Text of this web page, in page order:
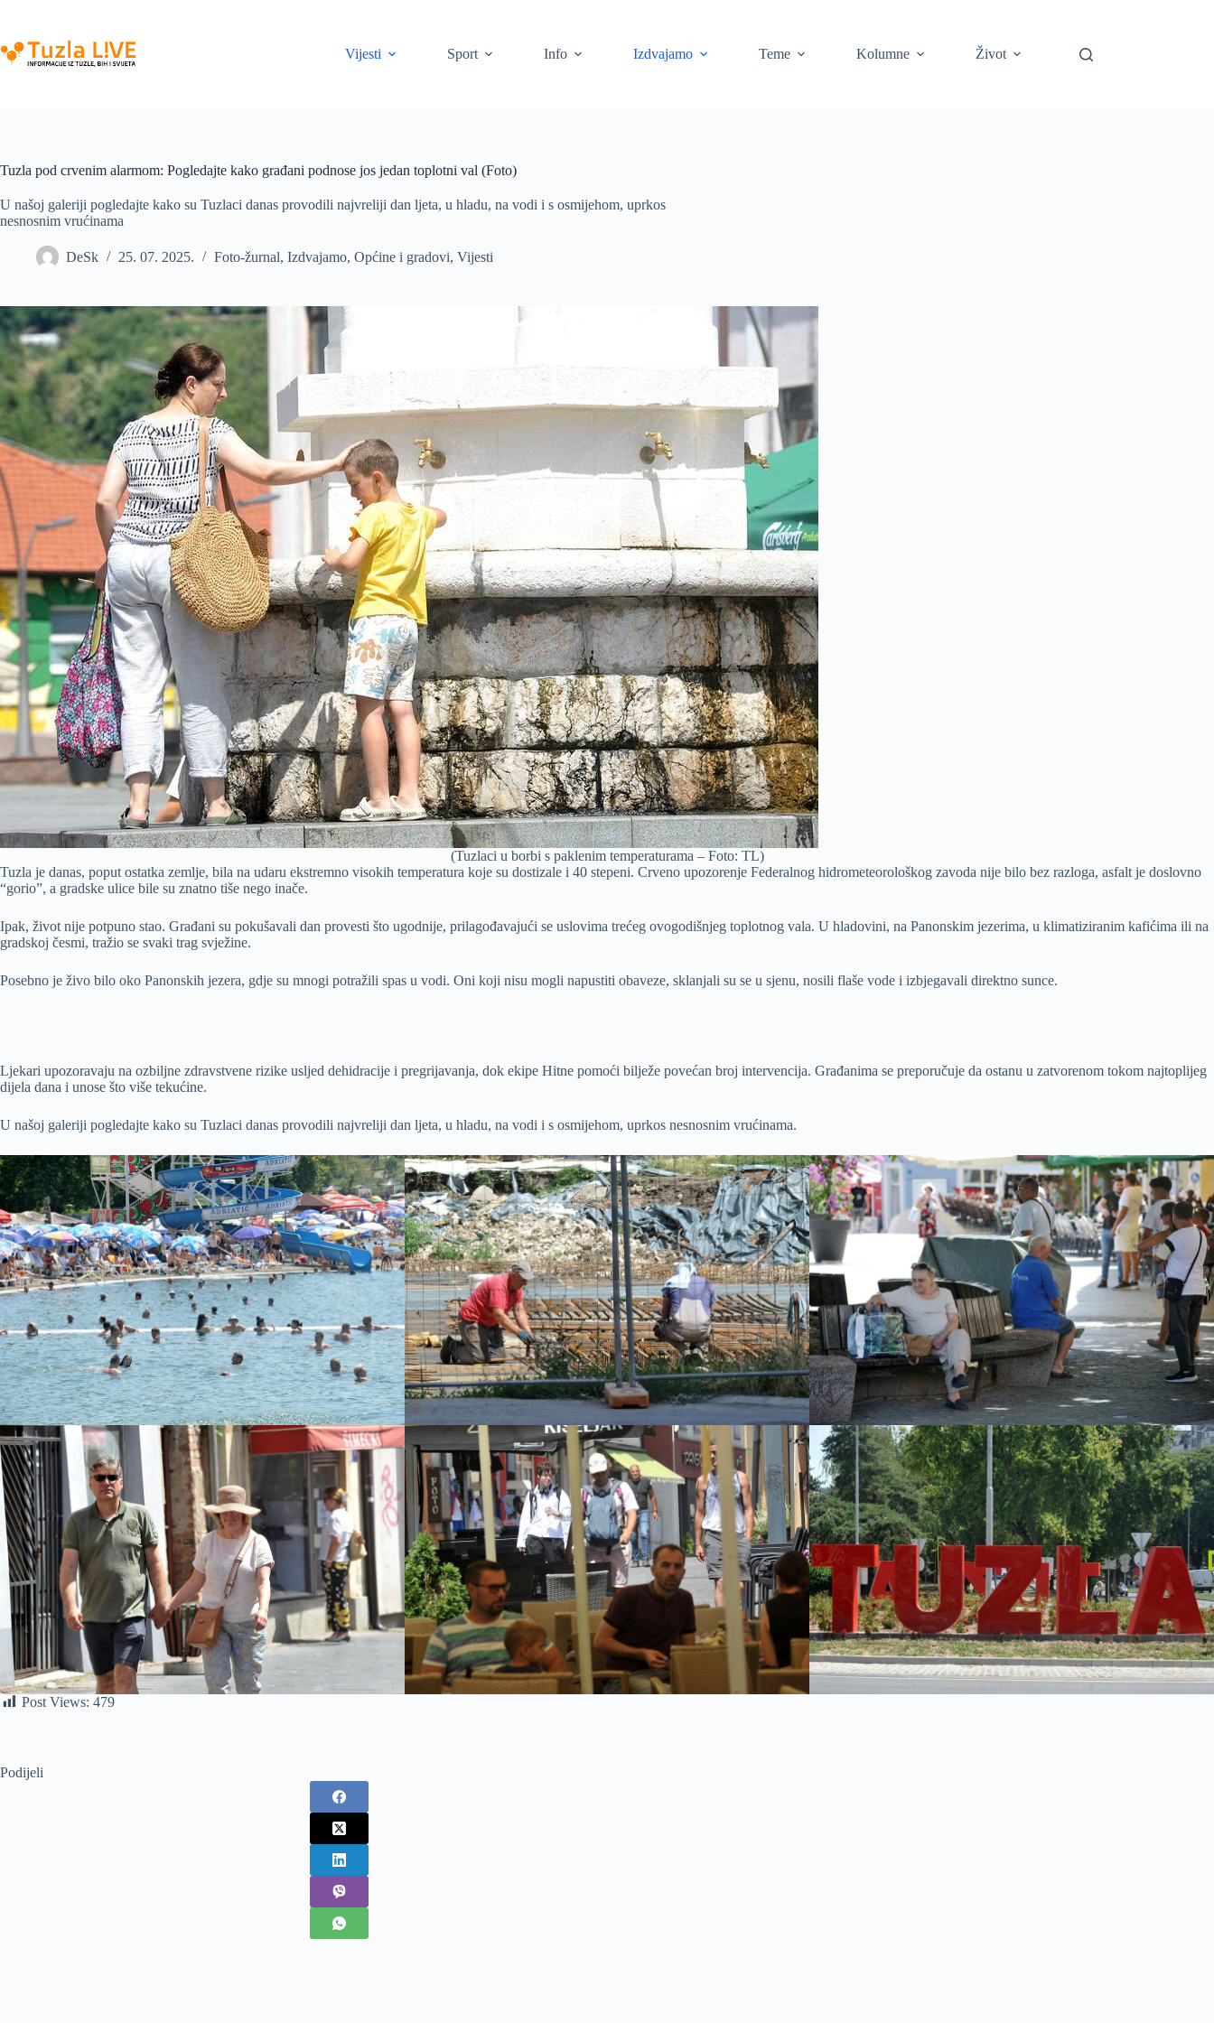
content
Vijesti
Sport Info Izdvajamo Teme Kolumne Život
Tuzla pod crvenim alarmom: Pogledajte kako građani podnose jos jedan toplotni val (Foto)
U našoj galeriji pogledajte kako su Tuzlaci danas provodili najvreliji dan ljeta, u hladu, na vodi i s osmijehom, uprkos
nesnosnim vrućinama
DeSk 25. 07. 2025. Foto-žurnal, Izdvajamo, Općine i gradovi, Vijesti
(Tuzlaci u borbi s paklenim temperaturama – Foto: TL)
Tuzla je danas, poput ostatka zemlje, bila na udaru ekstremno visokih temperatura koje su dostizale i 40 stepeni. Crveno upozorenje Federalnog hidrometeorološkog zavoda nije bilo bez razloga, asfalt je doslovno
“gorio”, a gradske ulice bile su znatno tiše nego inače.
Ipak, život nije potpuno stao. Građani su pokušavali dan provesti što ugodnije, prilagođavajući se uslovima trećeg ovogodišnjeg toplotnog vala. U hladovini, na Panonskim jezerima, u klimatiziranim kafićima ili na
gradskoj česmi, tražio se svaki trag svježine.
Posebno je živo bilo oko Panonskih jezera, gdje su mnogi potražili spas u vodi. Oni koji nisu mogli napustiti obaveze, sklanjali su se u sjenu, nosili flaše vode i izbjegavali direktno sunce.
Ljekari upozoravaju na ozbiljne zdravstvene rizike usljed dehidracije i pregrijavanja, dok ekipe Hitne pomoći bilježe povećan broj intervencija. Građanima se preporučuje da ostanu u zatvorenom tokom najtoplijeg
dijela dana i unose što više tekućine.
U našoj galeriji pogledajte kako su Tuzlaci danas provodili najvreliji dan ljeta, u hladu, na vodi i s osmijehom, uprkos nesnosnim vrućinama.
Post Views: 479
Podijeli